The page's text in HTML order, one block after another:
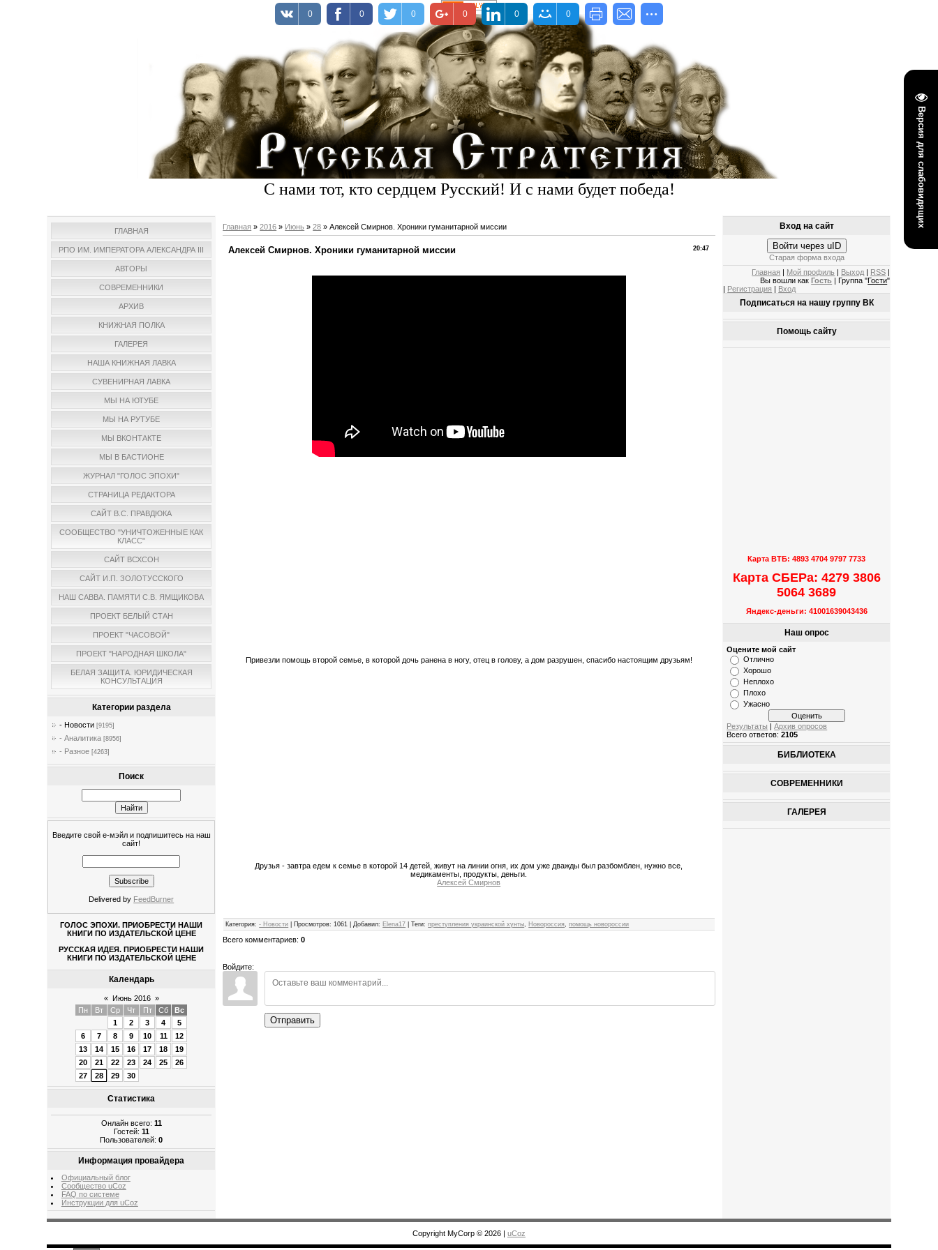
Версия для слабовидящих
С нами тот, кто сердцем Русский! И с нами будет победа!
ГЛАВНАЯ
РПО ИМ. ИМПЕРАТОРА АЛЕКСАНДРА III
АВТОРЫ
СОВРЕМЕННИКИ
АРХИВ
КНИЖНАЯ ПОЛКА
ГАЛЕРЕЯ
НАША КНИЖНАЯ ЛАВКА
СУВЕНИРНАЯ ЛАВКА
МЫ НА ЮТУБЕ
МЫ НА РУТУБЕ
МЫ ВКОНТАКТЕ
МЫ В БАСТИОНЕ
ЖУРНАЛ "ГОЛОС ЭПОХИ"
СТРАНИЦА РЕДАКТОРА
САЙТ В.С. ПРАВДЮКА
СООБЩЕСТВО "УНИЧТОЖЕННЫЕ КАК
КЛАСС"
САЙТ ВСХСОН
САЙТ И.П. ЗОЛОТУССКОГО
НАШ САВВА. ПАМЯТИ С.В. ЯМЩИКОВА
ПРОЕКТ БЕЛЫЙ СТАН
ПРОЕКТ "ЧАСОВОЙ"
ПРОЕКТ "НАРОДНАЯ ШКОЛА"
БЕЛАЯ ЗАЩИТА. ЮРИДИЧЕСКАЯ
КОНСУЛЬТАЦИЯ
Категории раздела
- Новости [9195]
- Аналитика [8956]
- Разное [4263]
Поиск
Введите свой е-мэйл и подпишитесь на наш
сайт!
Delivered by FeedBurner
ГОЛОС ЭПОХИ. ПРИОБРЕСТИ НАШИ
КНИГИ ПО ИЗДАТЕЛЬСКОЙ ЦЕНЕ
РУССКАЯ ИДЕЯ. ПРИОБРЕСТИ НАШИ
КНИГИ ПО ИЗДАТЕЛЬСКОЙ ЦЕНЕ
Календарь
« Июнь 2016 »
Пн
Вт Ср Чт Пт Сб
Вс
1
2 3 4
5
6
7 8 9 10 11
12
13
14 15 16 17 18
19
20
21 22 23 24 25
26
27
28 29 30
Статистика
Онлайн всего: 11
Гостей: 11
Пользователей:0
Информация провайдера
Официальный блог
Сообщество uCoz
FAQ по системе
Инструкции для uCoz
Главная »2016 » Июнь » 28 » Алексей Смирнов. Хроники гуманитарной миссии
20:47
Алексей Смирнов. Хроники гуманитарной миссии
Привезли помощь второй семье, в которой дочь ранена в ногу, отец в голову, а дом разрушен, спасибо настоящим друзьям!
Друзья - завтра едем к семье в которой 14 детей, живут на линии огня, их дом уже дважды был разбомблен, нужно все,
медикаменты, продукты, деньги.
Алексей Смирнов
Категория: - Новости Просмотров: 1061 |Добавил: Elena17 |Теги: преступления украинской хунты, Новороссия,помощь новороссии
Всего комментариев:0
Войдите:
Отправить
Вход на сайт
Войти через uID
Старая форма входа
Главная
Мой профиль Выход RSS
Вы вошли как Гость | Группа "Гости"
Регистрация Вход
Подписаться на нашу группу ВК
Помощь сайту
Карта ВТБ: 4893 4704 9797 7733
Карта СБЕРа: 4279 3806
5064 3689
Яндекс-деньги: 41001639043436
Наш опрос
Оцените мой сайт
Отлично
Хорошо
Неплохо
Плохо
Ужасно
Результаты |Архив опросов
Всего ответов:2105
БИБЛИОТЕКА
СОВРЕМЕННИКИ
ГАЛЕРЕЯ
Copyright MyCorp © 2026 uCoz
0 0 0 0 0 0